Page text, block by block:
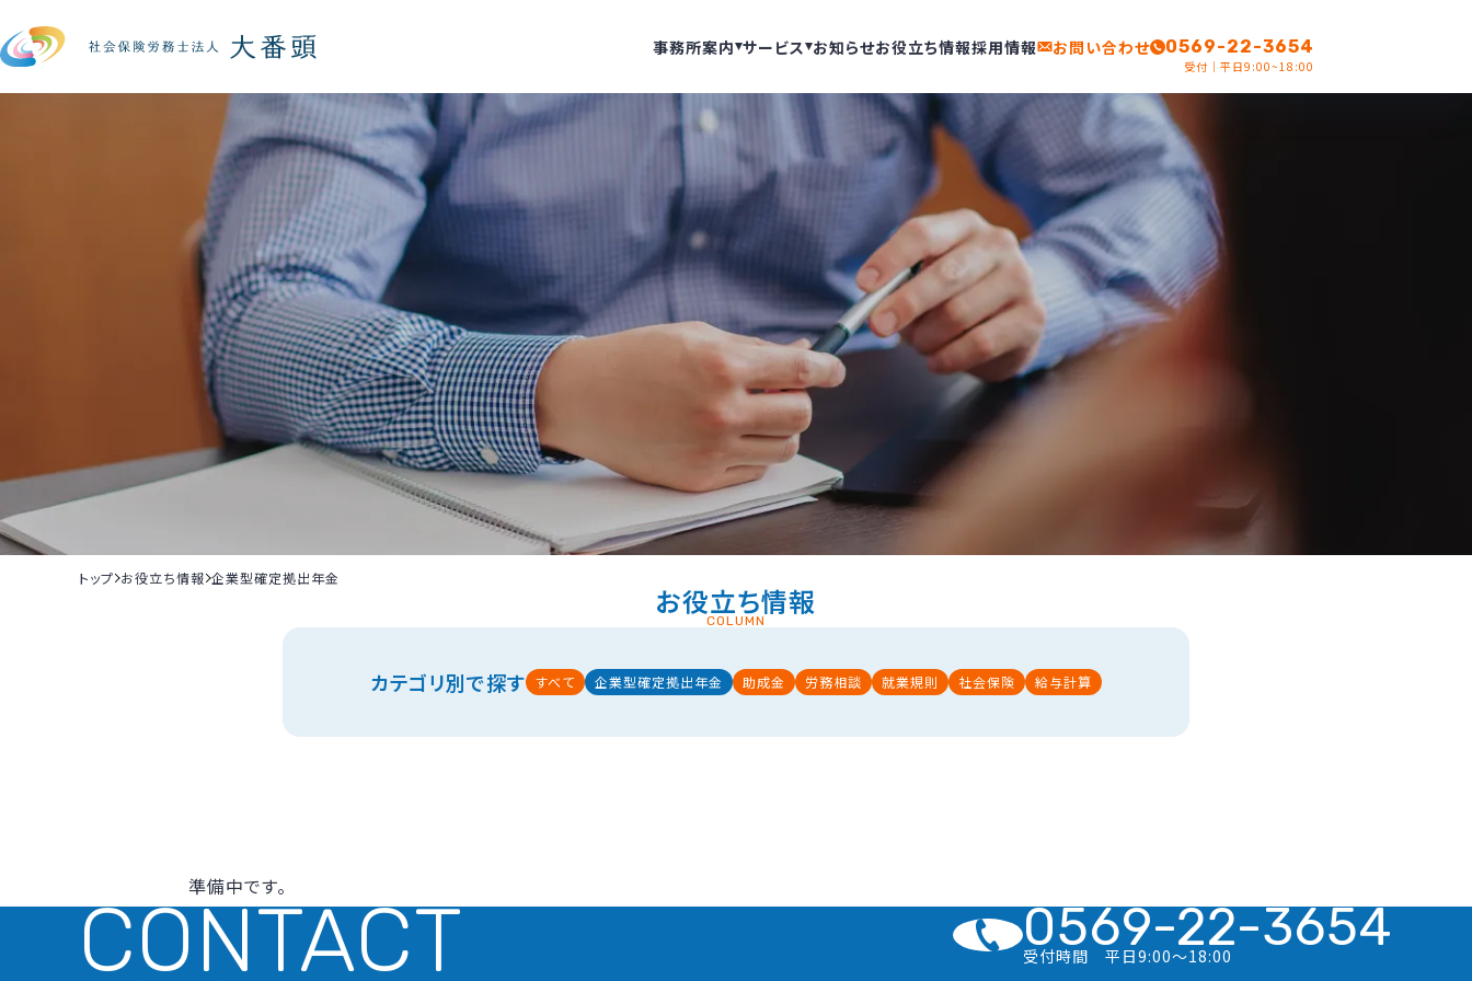
事務所案内 サービス お知らせお役立ち情報採用情報 お問い合わせ 0569-22-3654
受付｜平日9:00~18:00
トップ お役立ち情報 企業型確定拠出年金
お役立ち情報
COLUMN
カテゴリ別で探す すべて 企業型確定拠出年金 助成金 労務相談 就業規則 社会保険 給与計算
準備中です。
CONTACT 0569-22-3654
受付時間 平日9:00〜18:00